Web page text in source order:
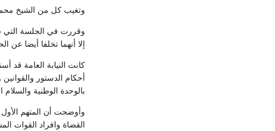
وتغيب كل من الشيخ
وقررت في الجلسة التي
إلا أنهما تخلفا أيضا
كانت النيابة العامة قد
أحكام الدستور
بالوحدة الوطنية
وأوضحت أن المتهم الأول
القضاة وافراد القوات